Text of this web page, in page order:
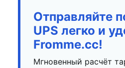
Отправляйте
UPS легко и
Fromme.cc!
Мгновенный расчёт